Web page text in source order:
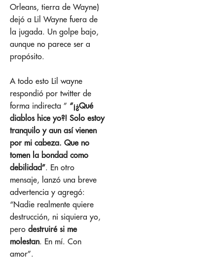
Orleans, tierra de Wayne)
dejó a Lil Wayne fuera de
la jugada. Un golpe bajo,
aunque no parece ser a
propósito.
A todo esto Lil wayne
respondió por twitter de
forma indirecta ” “¡¿Qué
diablos hice yo?! Solo estoy
tranquilo y aun así vienen
por mi cabeza. Que no
tomen la bondad como
debilidad”. En otro
mensaje, lanzó una breve
advertencia y agregó:
“Nadie realmente quiere
destrucción, ni siquiera yo,
pero destruiré si me
molestan. En mí. Con
amor”.